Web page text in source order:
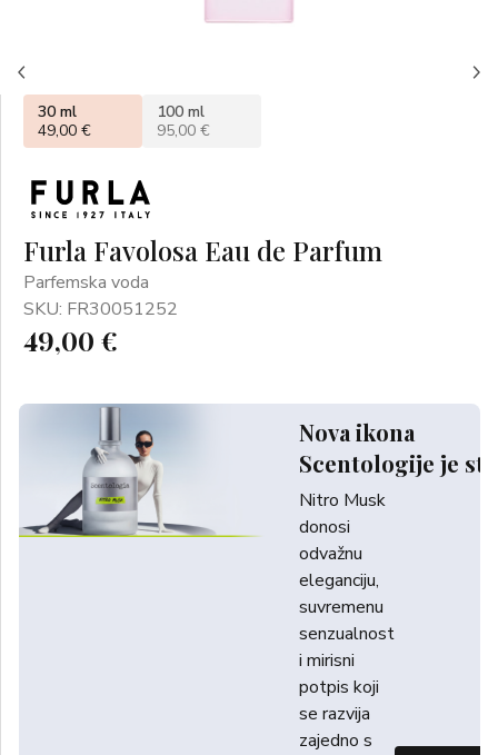
Furla Favolosa Eau de Parfum
Parfemska voda
SKU: FR30051252
49,00 €
Nova ikona
Scentologije je
Nitro Musk
donosi
odvažnu
eleganciju,
suvremenu
senzualnost
i mirisni
potpis koji
se razvija
zajedno s
30 ml
49,00 €
100 ml
95,00 €